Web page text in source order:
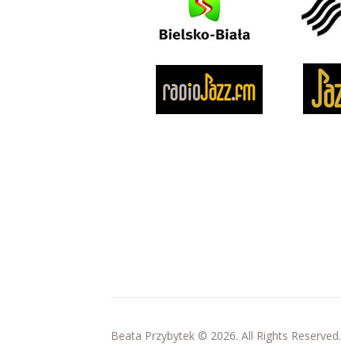
Beata Przybytek © 2026. All Rights Reserved.